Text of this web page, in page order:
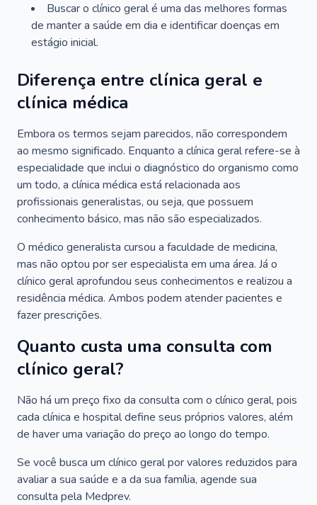
Buscar o clínico geral é uma das melhores formas
de manter a saúde em dia e identificar doenças em
estágio inicial.
Diferença entre clínica geral e
clínica médica
Embora os termos sejam parecidos, não correspondem
ao mesmo significado. Enquanto a clínica geral refere-se à
especialidade que inclui o diagnóstico do organismo como
um todo, a clínica médica está relacionada aos
profissionais generalistas, ou seja, que possuem
conhecimento básico, mas não são especializados.
O médico generalista cursou a faculdade de medicina,
mas não optou por ser especialista em uma área. Já o
clínico geral aprofundou seus conhecimentos e realizou a
residência médica. Ambos podem atender pacientes e
fazer prescrições.
Quanto custa uma consulta com
clínico geral?
Não há um preço fixo da consulta com o clínico geral, pois
cada clínica e hospital define seus próprios valores, além
de haver uma variação do preço ao longo do tempo.
Se você busca um clínico geral por valores reduzidos para
avaliar a sua saúde e a da sua família, agende sua
consulta pela Medprev.